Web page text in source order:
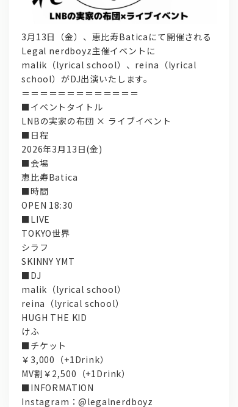
3月13日（金）、恵比寿Baticaにて開催される
Legal nerdboyz主催イベントに
malik（lyrical school）、reina（lyrical
school）がDJ出演いたします。
＝＝＝＝＝＝＝＝＝＝＝＝＝
■イベントタイトル
LNBの実家の布団 × ライブイベント
■日程
2026年3月13日(金)
■会場
恵比寿Batica
■時間
OPEN 18:30
■LIVE
TOKYO世界
シラフ
SKINNY YMT
■DJ
malik（lyrical school）
reina（lyrical school）
HUGH THE KID
けふ
■チケット
￥3,000（+1Drink）
MV割￥2,500（+1Drink）
■INFORMATION
Instagram：@legalnerdboyz
lyrical school official web shop